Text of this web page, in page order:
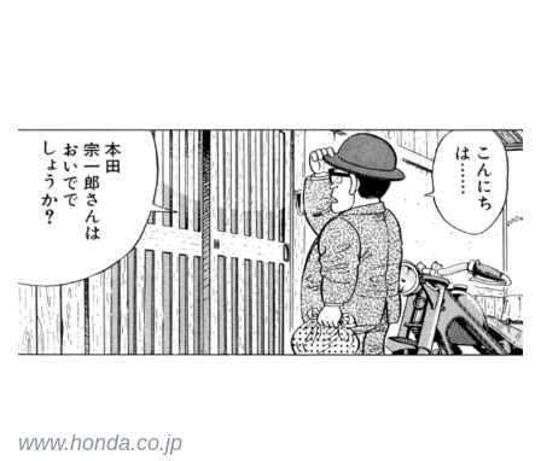
www.honda.co.jp